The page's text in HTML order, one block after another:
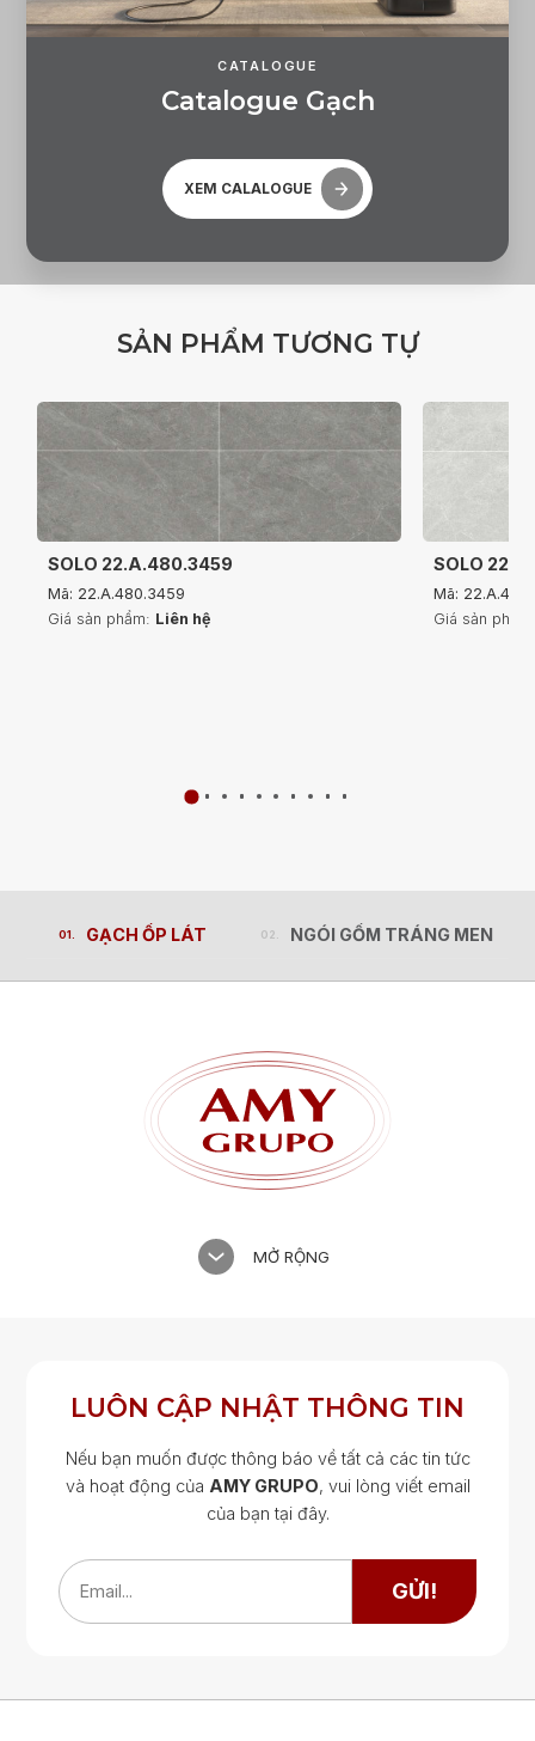
CATALOGUE
Catalogue Gạch
XEM CALALOGUE
SẢN PHẨM TƯƠNG TỰ
SOLO 22.A.480.3459
Mã: 22.A.480.3459
Giá sản phẩm: Liên hệ
SOLO
Mã:
Giá sản
GẠCH ỐP LÁT
GẠCH ỐP LÁT
NGÓI GỐM TRÁNG MEN
NGÓI GỐM TRÁNG MEN
MỞ RỘNG
LUÔN CẬP NHẬT THÔNG TIN
Nếu bạn muốn được thông báo về tất cả các tin tức
và hoạt động của AMY GRUPO, vui lòng viết email
của bạn tại đây.
Email... GỬI!